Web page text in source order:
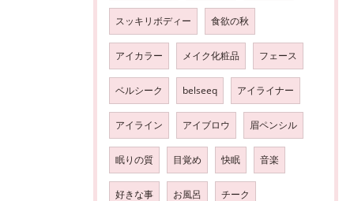
スッキリボディー 食欲の秋
アイカラー メイク化粧品 フェース
ベルシーク belseeq アイライナー
アイライン アイブロウ 眉ペンシル
眠りの質 目覚め 快眠 音楽
好きな事 お風呂 チーク